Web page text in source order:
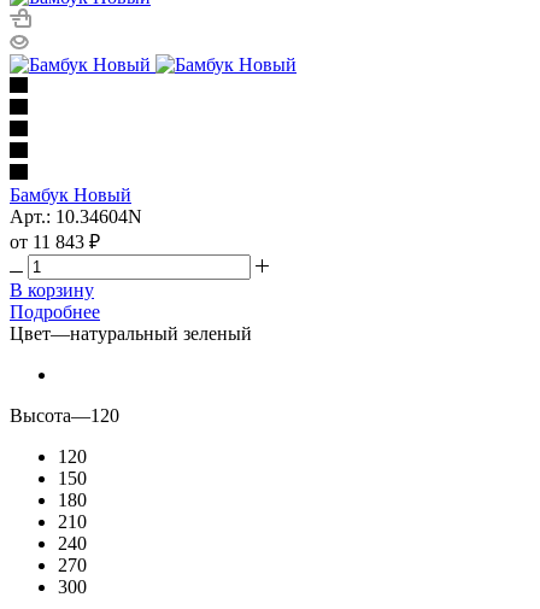
Бамбук Новый
Арт.: 10.34604N
от 11 843 ₽
В корзину
Подробнее
Цвет—натуральный зеленый
Высота—120
120
150
180
210
240
270
300